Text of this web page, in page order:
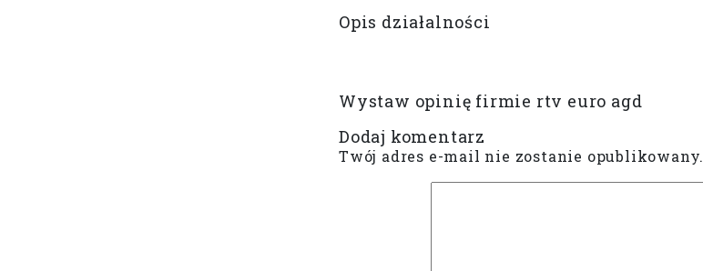
Opis działalności
Wystaw opinię firmie rtv euro agd
Dodaj komentarz
Twój adres e-mail nie zostanie opublikowany.